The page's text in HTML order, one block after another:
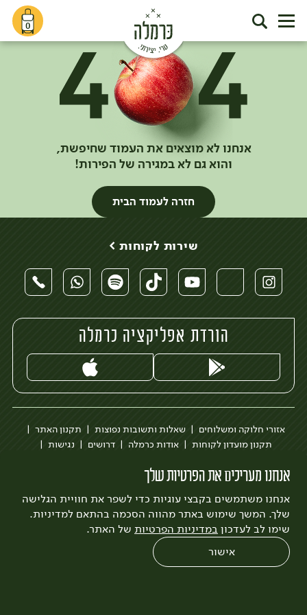
0
אנחנו לא מוצאים את העמוד שחיפשת,
והוא גם לא במגירה של הפירות!
חזרה לעמוד הבית
אנחנו מעריכים את הפרטיות שלך
אנחנו משתמשים בקבצי עוגיות כדי לשפר את חוויית הגלישה
שלך. המשך שימוש באתר מהווה הסכמה בהתאם למדיניות.
שימו לב לעדכון במדיניות הפרטיות של האתר.
אישור
שירות לקוחות >
הורדת אפליקציה כרמלה
אזורי חלוקה ומשלוחים שאלות ותשובות נפוצות
תקנון האתר
תקנון מועדון לקוחות
אודות כרמלה דרושים
נגישות
לצפייה בעדכון מדיניות פרטיות
עיצוב:3bears פיתוח:Quatro